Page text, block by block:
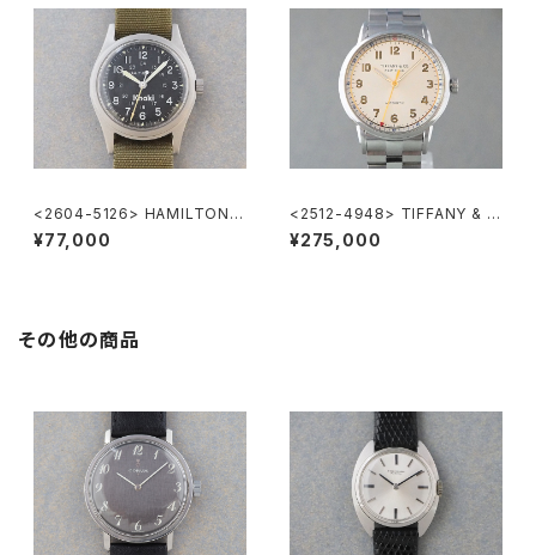
<2604-5126> HAMILTON K
haki
¥77,000
<2512-4948> TIFFANY & C
o. CT60
¥275,000
その他の商品